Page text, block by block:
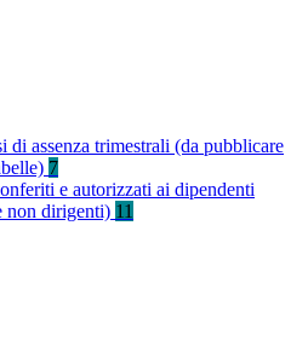
di assenza trimestrali (da pubblicare
7
e autorizzati ai dipendenti
non dirigenti) 11